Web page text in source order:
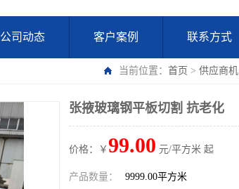
公司动态 客户案例 联系方式
当前位置： 首页 > 供应商机
张掖玻璃钢平板切割 抗老化
价格：￥ 99.00 元/平方米 起
产品数量： 9999.00平方米